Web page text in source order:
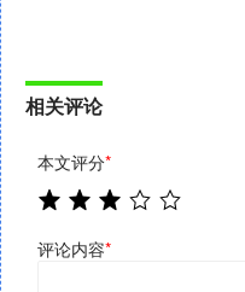
相关评论
本文评分*
评论内容*